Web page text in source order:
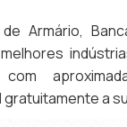
Armário,
a